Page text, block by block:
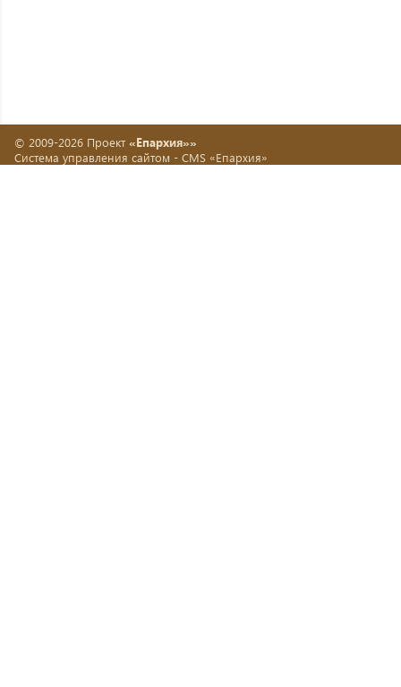
© 2009-2026 Проект «Епархия»»
Система управления сайтом - CMS «Епархия»